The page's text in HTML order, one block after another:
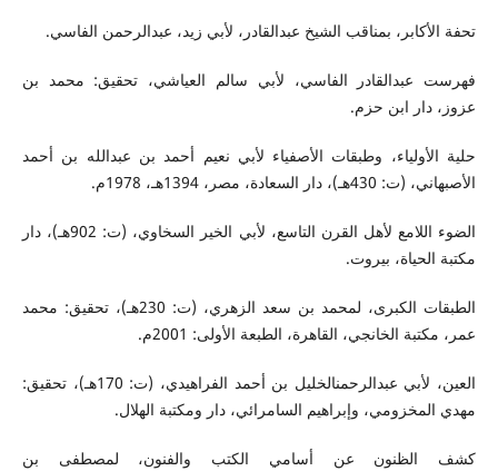
تحفة الأكابر، بمناقب الشيخ عبدالقادر، لأبي زيد، عبدالرحمن الفاسي.
فهرست عبدالقادر الفاسي، لأبي سالم العياشي، تحقيق: محمد بن
عزوز، دار ابن حزم.
حلية الأولياء، وطبقات الأصفياء لأبي نعيم أحمد بن عبدالله بن أحمد
الأصبهاني، (ت: 430هـ)، دار السعادة، مصر، 1394هـ، 1978م.
الضوء اللامع لأهل القرن التاسع، لأبي الخير السخاوي، (ت: 902هـ)، دار
مكتبة الحياة، بيروت.
الطبقات الكبرى، لمحمد بن سعد الزهري، (ت: 230هـ)، تحقيق: محمد
عمر، مكتبة الخانجي، القاهرة، الطبعة الأولى: 2001م.
العين، لأبي عبدالرحمنالخليل بن أحمد الفراهيدي، (ت: 170هـ)، تحقيق:
مهدي المخزومي، وإبراهيم السامرائي، دار ومكتبة الهلال.
كشف الظنون عن أسامي الكتب والفنون، لمصطفى بن